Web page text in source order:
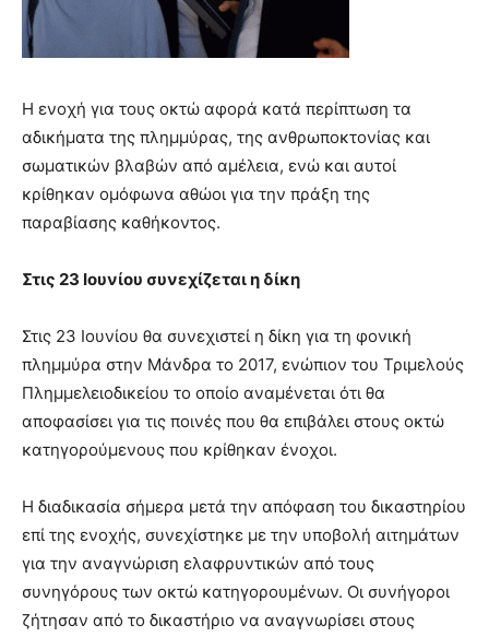
Η ενοχή για τους οκτώ αφορά κατά περίπτωση τα
αδικήματα της πλημμύρας, της ανθρωποκτονίας και
σωματικών βλαβών από αμέλεια, ενώ και αυτοί
κρίθηκαν ομόφωνα αθώοι για την πράξη της
παραβίασης καθήκοντος.
Στις 23 Ιουνίου συνεχίζεται η δίκη
Στις 23 Ιουνίου θα συνεχιστεί η δίκη για τη φονική
πλημμύρα στην Μάνδρα το 2017, ενώπιον του Τριμελούς
Πλημμελειοδικείου το οποίο αναμένεται ότι θα
αποφασίσει για τις ποινές που θα επιβάλει στους οκτώ
κατηγορούμενους που κρίθηκαν ένοχοι.
Η διαδικασία σήμερα μετά την απόφαση του δικαστηρίου
επί της ενοχής, συνεχίστηκε με την υποβολή αιτημάτων
για την αναγνώριση ελαφρυντικών από τους
συνηγόρους των οκτώ κατηγορουμένων. Οι συνήγοροι
ζήτησαν από το δικαστήριο να αναγνωρίσει στους